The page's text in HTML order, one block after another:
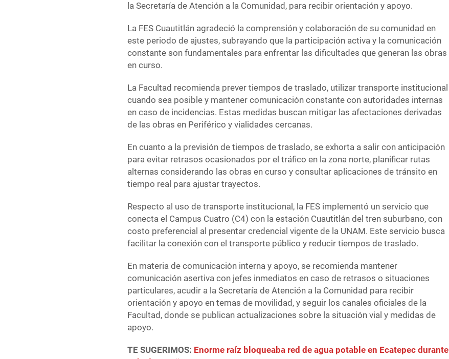
la Secretaría de Atención a la Comunidad, para recibir orientación y apoyo.
La FES Cuautitlán agradeció la comprensión y colaboración de su comunidad en
este periodo de ajustes, subrayando que la participación activa y la comunicación
constante son fundamentales para enfrentar las dificultades que generan las obras
en curso.
La Facultad recomienda prever tiempos de traslado, utilizar transporte institucional
cuando sea posible y mantener comunicación constante con autoridades internas
en caso de incidencias. Estas medidas buscan mitigar las afectaciones derivadas
de las obras en Periférico y vialidades cercanas.
En cuanto a la previsión de tiempos de traslado, se exhorta a salir con anticipación
para evitar retrasos ocasionados por el tráfico en la zona norte, planificar rutas
alternas considerando las obras en curso y consultar aplicaciones de tránsito en
tiempo real para ajustar trayectos.
Respecto al uso de transporte institucional, la FES implementó un servicio que
conecta el Campus Cuatro (C4) con la estación Cuautitlán del tren suburbano, con
costo preferencial al presentar credencial vigente de la UNAM. Este servicio busca
facilitar la conexión con el transporte público y reducir tiempos de traslado.
En materia de comunicación interna y apoyo, se recomienda mantener
comunicación asertiva con jefes inmediatos en caso de retrasos o situaciones
particulares, acudir a la Secretaría de Atención a la Comunidad para recibir
orientación y apoyo en temas de movilidad, y seguir los canales oficiales de la
Facultad, donde se publican actualizaciones sobre la situación vial y medidas de
apoyo.
TE SUGERIMOS: Enorme raíz bloqueaba red de agua potable en Ecatepec durante